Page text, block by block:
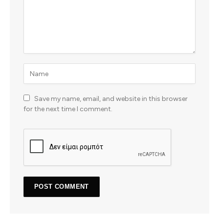
Save my name, email, and website in this browser
for the next time I comment.